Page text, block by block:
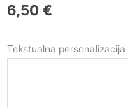
6,50 €
Tekstualna personalizacija
Čestitka